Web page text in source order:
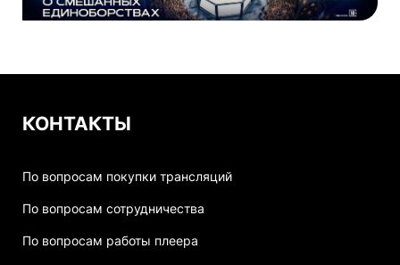
КОНТАКТЫ
По вопросам покупки трансляций
По вопросам сотрудничества
По вопросам работы плеера